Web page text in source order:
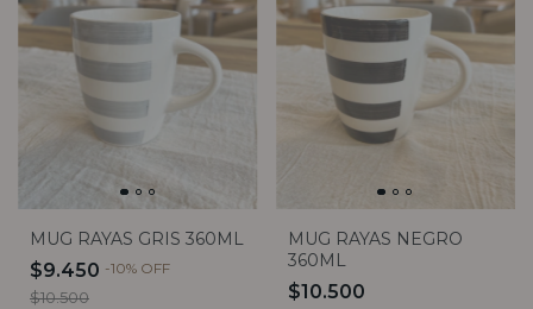
MUG RAYAS GRIS 360ML
$9.450 -10% OFF
$10.500
MUG RAYAS NEGRO
360ML
$10.500